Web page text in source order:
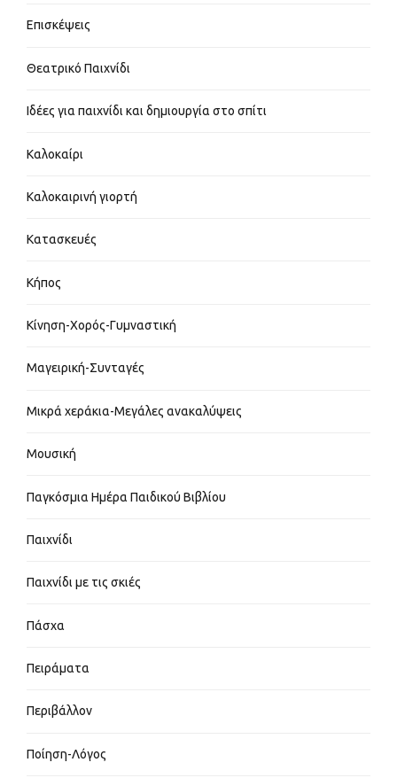
Επισκέψεις
Θεατρικό Παιχνίδι
Ιδέες για παιχνίδι και δημιουργία στο σπίτι
Καλοκαίρι
Καλοκαιρινή γιορτή
Κατασκευές
Κήπος
Κίνηση-Χορός-Γυμναστική
Μαγειρική-Συνταγές
Μικρά χεράκια-Μεγάλες ανακαλύψεις
Μουσική
Παγκόσμια Ημέρα Παιδικού Βιβλίου
Παιχνίδι
Παιχνίδι με τις σκιές
Πάσχα
Πειράματα
Περιβάλλον
Ποίηση-Λόγος